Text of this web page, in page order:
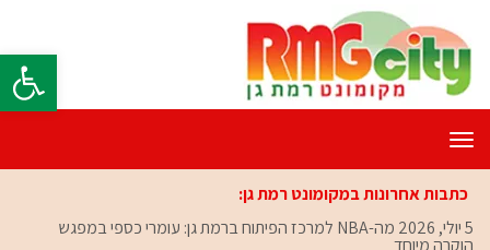
פתח
תפריט
כתבות אחרונות במקומונט רמת גן:
5 יולי, 2026
מה-NBA למרכז הפיתוח ברמת גן: עומרי כספי במפגש
הוקרה מיוחד